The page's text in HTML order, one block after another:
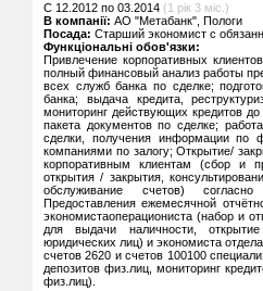
C 12.2012 по 03.2014 (1 рік 3 міс.)
В компанії: АО "Метабанк", Пологи
Посада: Старший экономист с
Функціональні обов'язки:
Привлечение корпоративных
полный финансовый анализ работы
всех служб банка по сделке;
банка; выдача кредита,
мониторинг действующих кредитов
пакета документов по сделке;
сделки, получения информации по
компаниями по залогу; Открытие/
корпоративным клиентам (сбор и
открытия / закрытия,
обслуживание счетов)
Предоставления ежемесячной
экономистаоперациониста (набор и
для выдачи наличности,
юридических лиц) и экономиста
счетов 2620 и счетов 100100
депозитов физ.лиц, мониторинг
физ.лиц).